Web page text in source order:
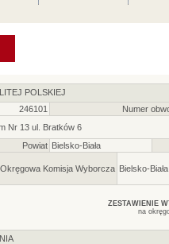
POLSKIEJ
246101
Numer
Nr 13 ul. Bratków 6
Powiat Bielsko-Biała
Okręgowa Komisja Wyborcza Bielsko-Biała
ZESTAWIENIE
na